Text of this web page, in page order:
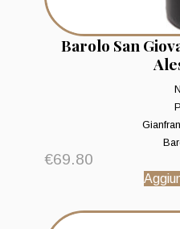
Barolo San
€69.80